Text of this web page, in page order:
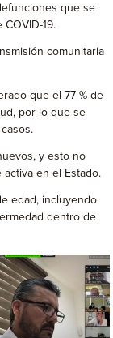
que se
19.
comunitaria
que el 77 % de
por lo que se
y esto no
en el Estado.
edad, incluyendo
dentro de